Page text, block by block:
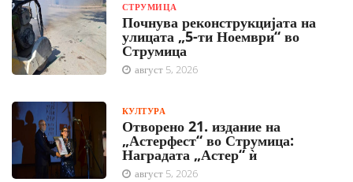
СТРУМИЦА
Почнува реконструкцијата на
улицата „5-ти Ноември“ во
Струмица
август 5, 2026
КУЛТУРА
Отворено 21. издание на
„Астерфест“ во Струмица:
Наградата „Астер“ ѝ
август 5, 2026